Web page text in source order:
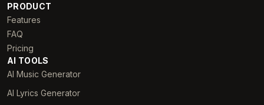
PRODUCT
Features
FAQ
Pricing
AI TOOLS
AI Music Generator
AI Lyrics Generator